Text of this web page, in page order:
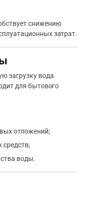
снижению
затрат.
загрузку вода
для бытового
отложений;
воды.